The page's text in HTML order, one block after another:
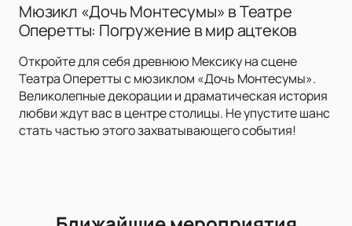
Мюзикл «Дочь Монтесумы» в Театре
Оперетты: Погружение в мир ацтеков
Откройте для себя древнюю Мексику на сцене
Театра Оперетты с мюзиклом «Дочь Монтесумы».
Великолепные декорации и драматическая история
любви ждут вас в центре столицы. Не упустите шанс
стать частью этого захватывающего события!